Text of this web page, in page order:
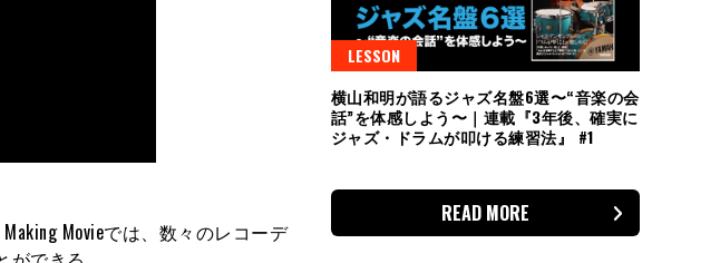
Movieでは、数々のレコーデ
LESSON
横山和明が語るジャズ名盤6選〜“音楽の会
話”を体感しよう〜｜連載『3年後、確実に
ジャズ・ドラムが叩ける練習法』 #1
READ MORE